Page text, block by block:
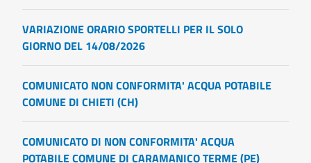
VARIAZIONE ORARIO SPORTELLI PER IL SOLO
GIORNO DEL 14/08/2026
COMUNICATO NON CONFORMITA' ACQUA POTABILE
COMUNE DI CHIETI (CH)
COMUNICATO DI NON CONFORMITA' ACQUA
POTABILE COMUNE DI CARAMANICO TERME (PE)